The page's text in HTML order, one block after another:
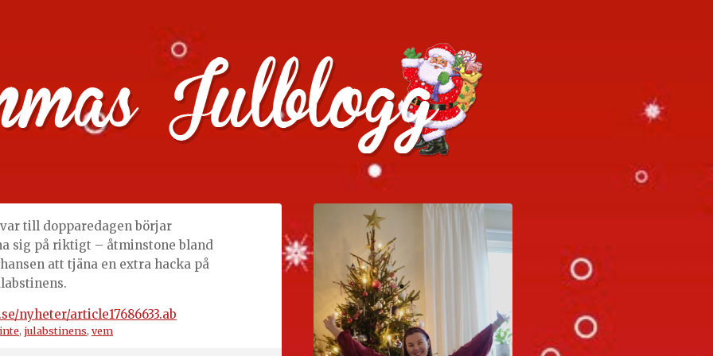
julklappstips, julkalendrar, adventskalendrar , julpyssel och julrecept!
till dopparedagen börjar
sig på riktigt – åtminstone bland
att tjäna en extra hacka på
nyheter/article17686633.ab
inte, julabstinens, vem